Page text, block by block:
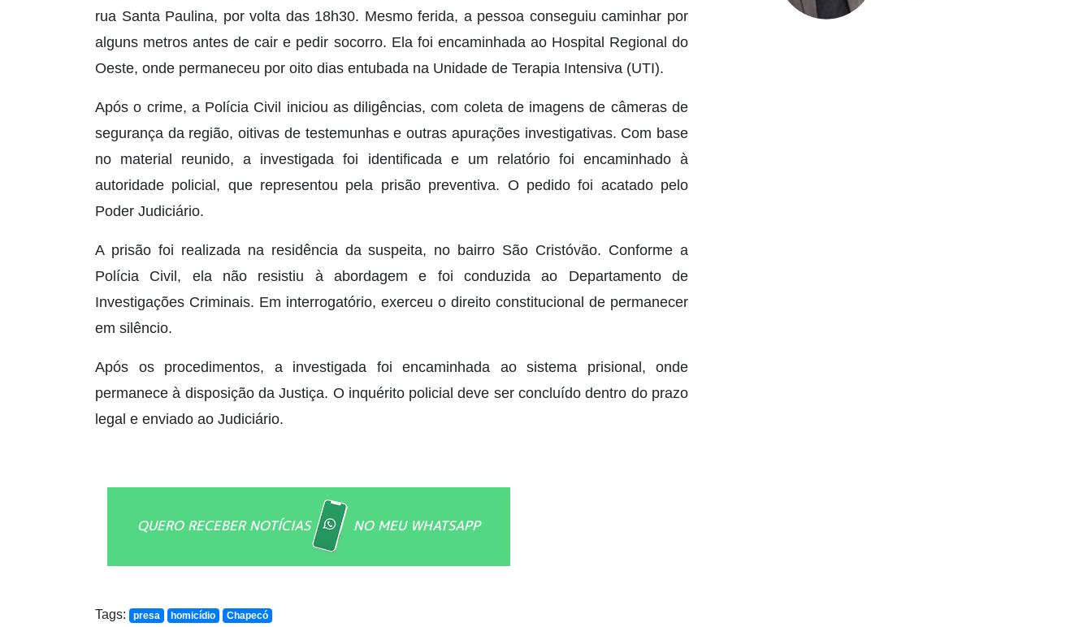
rua Santa Paulina, por volta das 18h30. Mesmo ferida, a pessoa conseguiu caminhar por
alguns metros antes de cair e pedir socorro. Ela foi encaminhada ao Hospital Regional do
Oeste, onde permaneceu por oito dias entubada na Unidade de Terapia Intensiva (UTI).
Após o crime, a Polícia Civil iniciou as diligências, com coleta de imagens de câmeras de
segurança da região, oitivas de testemunhas e outras apurações investigativas. Com base
no material reunido, a investigada foi identificada e um relatório foi encaminhado à
autoridade policial, que representou pela prisão preventiva. O pedido foi acatado pelo
Poder Judiciário.
A prisão foi realizada na residência da suspeita, no bairro São Cristóvão. Conforme a
Polícia Civil, ela não resistiu à abordagem e foi conduzida ao Departamento de
Investigações Criminais. Em interrogatório, exerceu o direito constitucional de permanecer
em silêncio.
Após os procedimentos, a investigada foi encaminhada ao sistema prisional, onde
permanece à disposição da Justiça. O inquérito policial deve ser concluído dentro do prazo
legal e enviado ao Judiciário.
QUERO RECEBER NOTÍCIAS NO MEU WHATSAPP
Tags: presa homicídio Chapecó